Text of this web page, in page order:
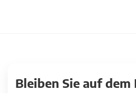
Bleiben Sie auf dem